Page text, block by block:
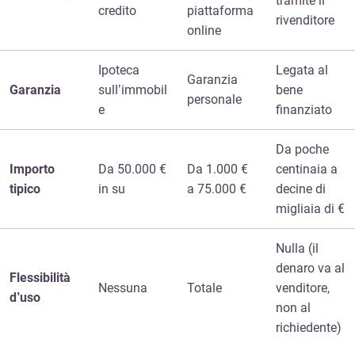
credito
piattaforma
online
rivenditore
Garanzia
Ipoteca
sull’immobil
e
Garanzia
personale
Legata al
bene
finanziato
Importo
tipico
Da 50.000 €
in su
Da 1.000 €
a 75.000 €
Da poche
centinaia a
decine di
migliaia di €
Flessibilità
d’uso
Nessuna Totale
Nulla (il
denaro va al
venditore,
non al
richiedente)